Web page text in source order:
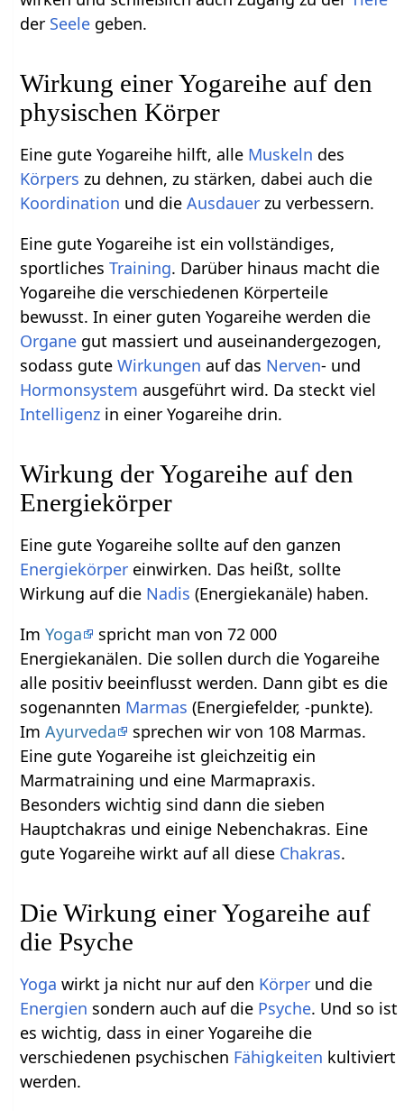
der Seele geben.
Wirkung einer Yogareihe auf den
physischen Körper
Eine gute Yogareihe hilft, alle Muskeln des
Körpers zu dehnen, zu stärken, dabei auch die
Koordination und dieAusdauer zu verbessern.
Eine gute Yogareihe ist ein vollständiges,
sportlichesTraining. Darüber hinaus macht die
Yogareihe die verschiedenen Körperteile
bewusst. In einer guten Yogareihe werden die
Organe gut massiert und auseinandergezogen,
sodass guteWirkungen auf das Nerven- und
Hormonsystem ausgeführt wird. Da steckt viel
Intelligenz in einer Yogareihe drin.
Wirkung der Yogareihe auf den
Energiekörper
Eine gute Yogareihe sollte auf den ganzen
Energiekörper einwirken. Das heißt, sollte
Wirkung auf die Nadis (Energiekanäle) haben.
ImYoga
spricht man von 72 000
Energiekanälen. Die sollen durch die Yogareihe
alle positiv beeinflusst werden. Dann gibt es die
sogenannten Marmas (Energiefelder, -punkte).
ImAyurveda
sprechen wir von 108 Marmas.
Eine gute Yogareihe ist gleichzeitig ein
Marmatraining und eine Marmapraxis.
Besonders wichtig sind dann die sieben
Hauptchakras und einige Nebenchakras. Eine
gute Yogareihe wirkt auf all diese Chakras.
Die Wirkung einer Yogareihe auf
die Psyche
Yoga wirkt ja nicht nur auf den Körper und die
Energien sondern auch auf die Psyche. Und so ist
es wichtig, dass in einer Yogareihe die
verschiedenen psychischen Fähigkeiten kultiviert
werden.